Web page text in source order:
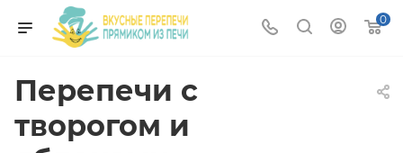
0
Перепечи с
творогом и